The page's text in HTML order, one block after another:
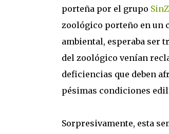
porteña por el grupo
zoológico porteño en un
ambiental, esperaba ser
del zoológico venían
deficiencias que deben
pésimas condiciones
Sorpresivamente, esta